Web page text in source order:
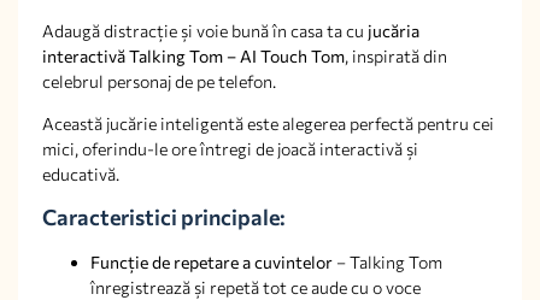
Adaugă distracție și voie bună în casa ta cu jucăria
interactivă Talking Tom – AI Touch Tom, inspirată din
celebrul personaj de pe telefon.
Această jucărie inteligentă este alegerea perfectă pentru cei
mici, oferindu-le ore întregi de joacă interactivă și
educativă.
Caracteristici principale:
Funcție de repetare a cuvintelor – Talking Tom
înregistrează și repetă tot ce aude cu o voce